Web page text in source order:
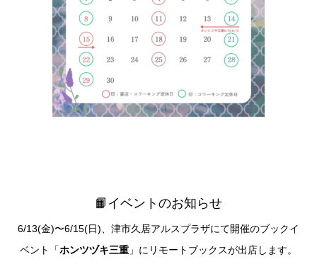
📙イベントのお知らせ
6/13(金)〜6/15(日)、津市久居アルスプラザにて開催のブックイ
ベント「ホンツヅキ三重 」にリモートブックスが出店します。